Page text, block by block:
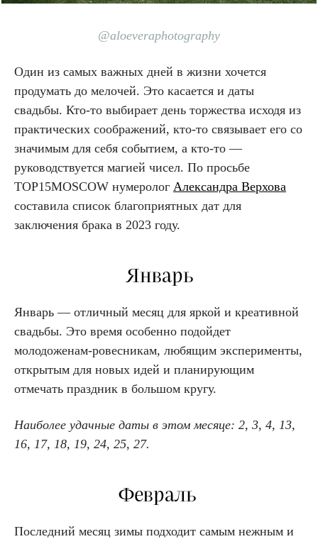
@aloeveraphotography
Один из самых важных дней в жизни хочется
продумать до мелочей. Это касается и даты
свадьбы. Кто-то выбирает день торжества исходя из
практических соображений, кто-то связывает его со
значимым для себя событием, а кто-то —
руководствуется магией чисел. По просьбе
TOP15MOSCOW нумеролог Александра Верхова
составила список благоприятных дат для
заключения брака в 2023 году.
Январь
Январь — отличный месяц для яркой и креативной
свадьбы. Это время особенно подойдет
молодоженам-ровесникам, любящим эксперименты,
открытым для новых идей и планирующим
отмечать праздник в большом кругу.
Наиболее удачные даты в этом месяце: 2, 3, 4, 13,
16, 17, 18, 19, 24, 25, 27.
Февраль
Последний месяц зимы подходит самым нежным и